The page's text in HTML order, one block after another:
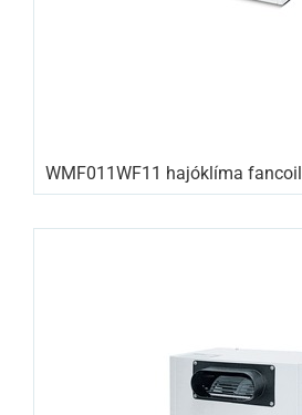
WMF011WF11 hajóklíma fancoil